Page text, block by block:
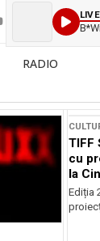
RADIO
TIFF
cu
la
Ediția